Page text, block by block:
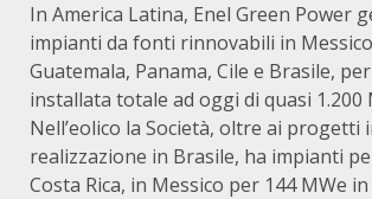
In America Latina, Enel Green Power
impianti da fonti rinnovabili in
Guatemala, Panama, Cile e Brasile,
installata totale ad oggi di quasi 1.200
Nell’eolico la Società, oltre ai progetti
realizzazione in Brasile, ha impianti
Costa Rica, in Messico per 144 MWe